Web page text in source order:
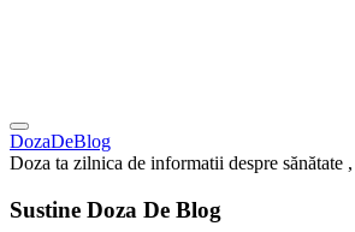
DozaDeBlog
Doza ta zilnica de informatii despre sănătate
Sustine Doza De Blog